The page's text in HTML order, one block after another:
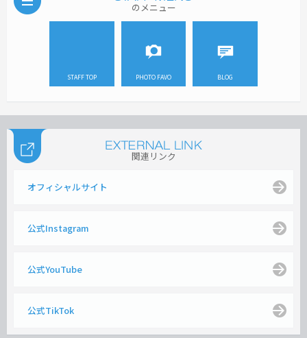
のメニュー
STAFF TOP PHOTO FAVO BLOG
関連リンク
オフィシャルサイト
公式Instagram
公式YouTube
公式TikTok